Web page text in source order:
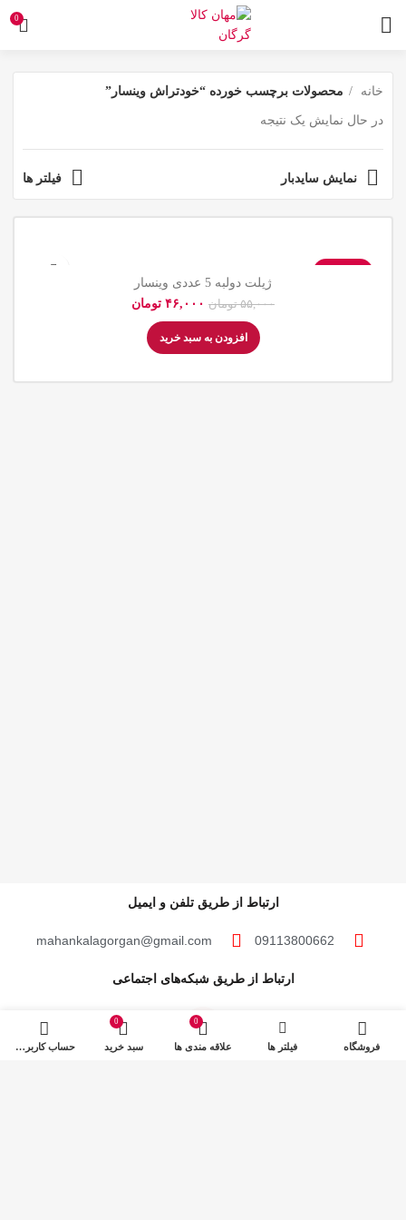
0
خانه محصولات برچسب خورده “خودتراش وینسار”
در حال نمایش یک نتیجه
نمایش سایدبار فیلتر ها
ژیلت دولبه 5 عددی وینسار
۵۵,۰۰۰ تومان ۴۶,۰۰۰ تومان
افزودن به سبد خرید
ارتباط از طریق تلفن و ایمیل
09113800662
mahankalagorgan@gmail.com
ارتباط از طریق شبکه‌های اجتماعی
فروشگاه فیلتر ها
0
علاقه مندی ها
0
سبد خرید حساب کاربری من